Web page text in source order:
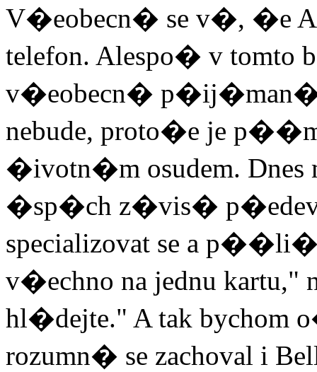
V�eobecn� se v�, �e
telefon. Alespo� v tomto
v�eobecn�
nebude, proto�e je
�ivotn�m osudem.
�sp�ch z�vis�
specializovat se a
v�echno na jednu kartu,"
hl�dejte." A tak
rozumn� se zachoval i